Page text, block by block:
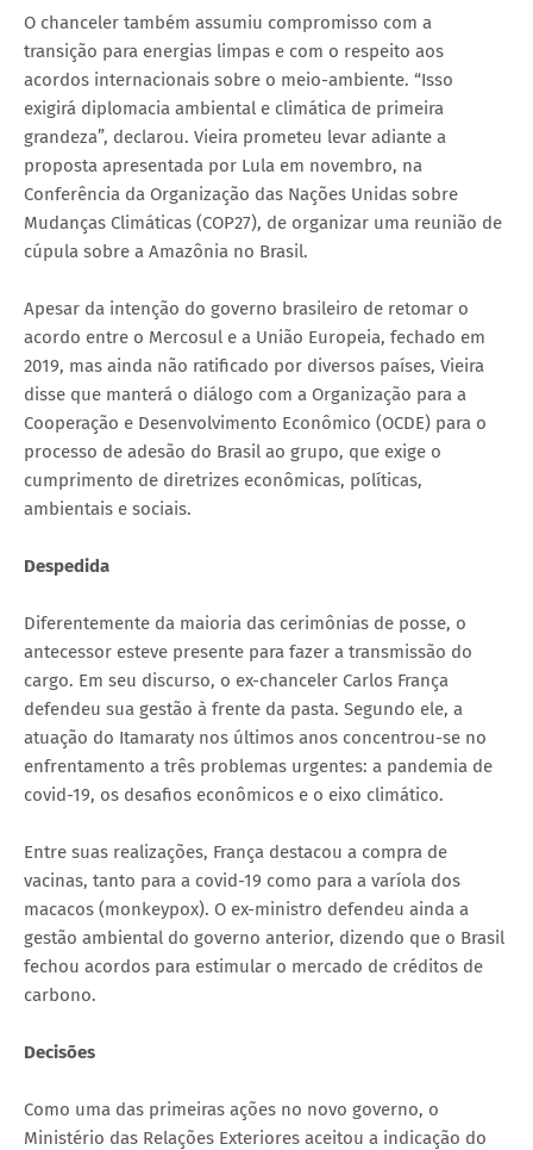
O chanceler também assumiu compromisso com a
transição para energias limpas e com o respeito aos
acordos internacionais sobre o meio-ambiente. “Isso
exigirá diplomacia ambiental e climática de primeira
grandeza”, declarou. Vieira prometeu levar adiante a
proposta apresentada por Lula em novembro, na
Conferência da Organização das Nações Unidas sobre
Mudanças Climáticas (COP27), de organizar uma reunião de
cúpula sobre a Amazônia no Brasil.
Apesar da intenção do governo brasileiro de retomar o
acordo entre o Mercosul e a União Europeia, fechado em
2019, mas ainda não ratificado por diversos países, Vieira
disse que manterá o diálogo com a Organização para a
Cooperação e Desenvolvimento Econômico (OCDE) para o
processo de adesão do Brasil ao grupo, que exige o
cumprimento de diretrizes econômicas, políticas,
ambientais e sociais.
Despedida
Diferentemente da maioria das cerimônias de posse, o
antecessor esteve presente para fazer a transmissão do
cargo. Em seu discurso, o ex-chanceler Carlos França
defendeu sua gestão à frente da pasta. Segundo ele, a
atuação do Itamaraty nos últimos anos concentrou-se no
enfrentamento a três problemas urgentes: a pandemia de
covid-19, os desafios econômicos e o eixo climático.
Entre suas realizações, França destacou a compra de
vacinas, tanto para a covid-19 como para a varíola dos
macacos (monkeypox). O ex-ministro defendeu ainda a
gestão ambiental do governo anterior, dizendo que o Brasil
fechou acordos para estimular o mercado de créditos de
carbono.
Decisões
Como uma das primeiras ações no novo governo, o
Ministério das Relações Exteriores aceitou a indicação do